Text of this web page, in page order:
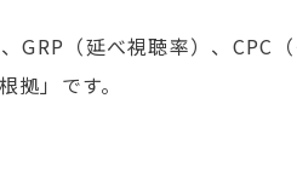
GRP （延べ視聴率）、 CPC
」です。